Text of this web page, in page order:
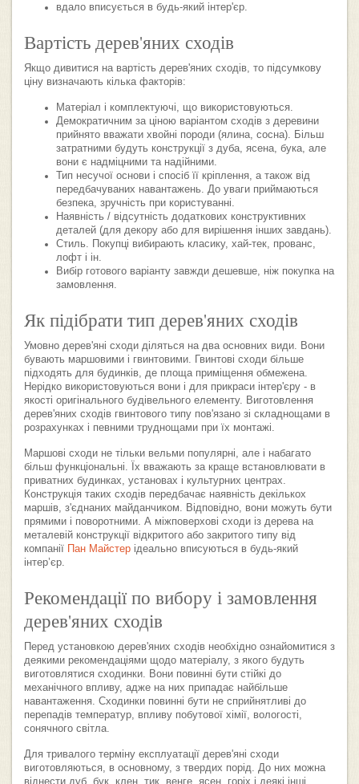
вдало вписується в будь-який інтер'єр.
Вартість дерев'яних сходів
Якщо дивитися на вартість дерев'яних сходів, то підсумкову
ціну визначають кілька факторів:
Матеріал і комплектуючі, що використовуються.
Демократичним за ціною варіантом сходів з деревини
прийнято вважати хвойні породи (ялина, сосна). Більш
затратними будуть конструкції з дуба, ясена, бука, але
вони є надміцними та надійними.
Тип несучої основи і спосіб її кріплення, а також від
передбачуваних навантажень. До уваги приймаються
безпека, зручність при користуванні.
Наявність / відсутність додаткових конструктивних
деталей (для декору або для вирішення інших завдань).
Стиль. Покупці вибирають класику, хай-тек, прованс,
лофт і ін.
Вибір готового варіанту завжди дешевше, ніж покупка на
замовлення.
Як підібрати тип дерев'яних сходів
Умовно дерев'яні сходи діляться на два основних види. Вони
бувають маршовими і гвинтовими. Гвинтові сходи більше
підходять для будинків, де площа приміщення обмежена.
Нерідко використовуються вони і для прикраси інтер'єру - в
якості оригінального будівельного елементу. Виготовлення
дерев'яних сходів гвинтового типу пов'язано зі складнощами в
розрахунках і певними труднощами при їх монтажі.
Маршові сходи не тільки вельми популярні, але і набагато
більш функціональні. Їх вважають за краще встановлювати в
приватних будинках, установах і культурних центрах.
Конструкція таких сходів передбачає наявність декількох
маршів, з'єднаних майданчиком. Відповідно, вони можуть бути
прямими і поворотними. А міжповерхові сходи із дерева на
металевій конструкції відкритого або закритого типу від
компанії Пан Майстер ідеально вписуються в будь-який
інтер’єр.
Рекомендації по вибору і замовлення
дерев'яних сходів
Перед установкою дерев'яних сходів необхідно ознайомитися з
деякими рекомендаціями щодо матеріалу, з якого будуть
виготовлятися сходинки. Вони повинні бути стійкі до
механічного впливу, адже на них припадає найбільше
навантаження. Сходинки повинні бути не сприйнятливі до
перепадів температур, впливу побутової хімії, вологості,
сонячного світла.
Для тривалого терміну експлуатації дерев'яні сходи
виготовляються, в основному, з твердих порід. До них можна
віднести дуб, бук, клен, тик, венге, ясен, горіх і деякі інші.